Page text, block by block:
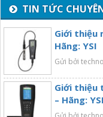
TIN TỨC
Giới thiệu
Hãng: YSI
Gửi bởi
Giới thiệu
– Hãng: